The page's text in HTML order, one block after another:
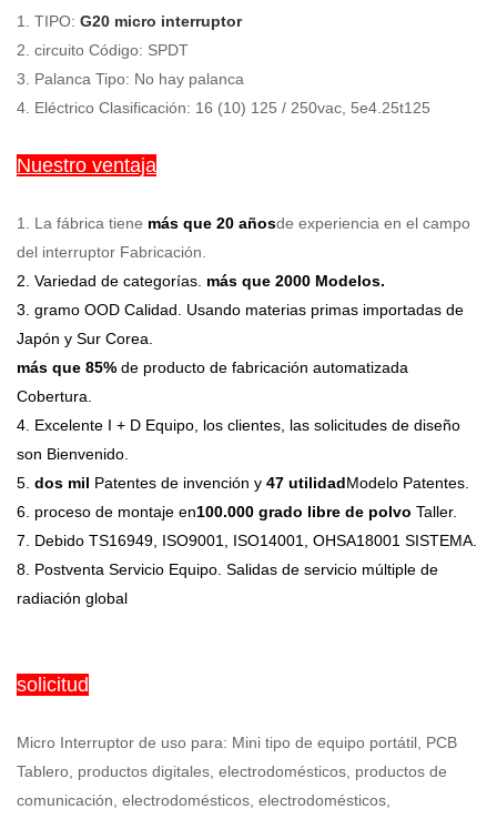
1. TIPO: G20 micro interruptor
2. circuito Código: SPDT
3. Palanca Tipo: No hay palanca
4. Eléctrico Clasificación: 16 (10) 125 / 250vac, 5e4.25t125
Nuestro ventaja
1. La fábrica tiene más que 20 añosde experiencia en el campo
del interruptor Fabricación.
2. Variedad de categorías. más que 2000 Modelos.
3. gramo OOD Calidad. Usando materias primas importadas de
Japón y Sur Corea.
más que 85% de producto de fabricación automatizada
Cobertura.
4. Excelente I + D Equipo, los clientes, las solicitudes de diseño
son Bienvenido.
5. dos mil Patentes de invención y 47 utilidadModelo Patentes.
6. proceso de montaje en100.000 grado libre de polvo Taller.
7. Debido TS16949, ISO9001, ISO14001, OHSA18001 SISTEMA.
8. Postventa Servicio Equipo. Salidas de servicio múltiple de
radiación global
solicitud
Micro Interruptor de uso para: Mini tipo de equipo portátil, PCB
Tablero, productos digitales, electrodomésticos, productos de
comunicación, electrodomésticos, electrodomésticos,